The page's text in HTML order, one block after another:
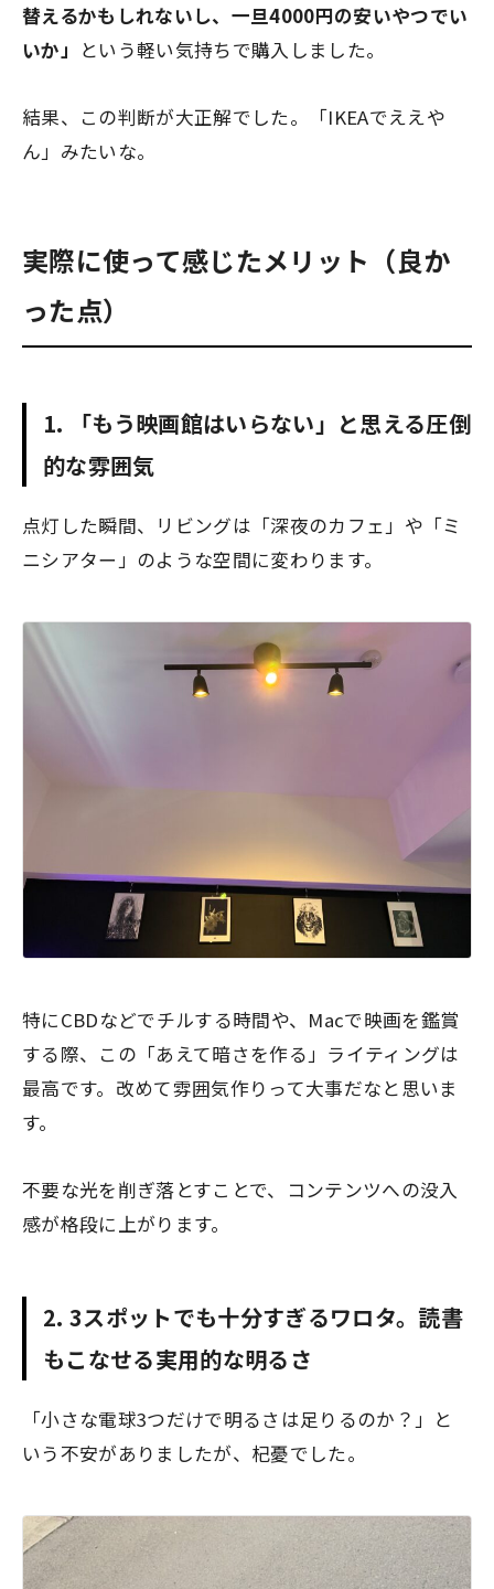
替えるかもしれないし、一旦4000円の安いやつでい
いか」 という軽い気持ちで購入しました。
結果、この判断が大正解でした。「IKEAでええや
ん」みたいな。
実際に使って感じたメリット（良か
った点）
1. 「もう映画館はいらない」と思える圧倒
的な雰囲気
点灯した瞬間、リビングは「深夜のカフェ」や「ミ
ニシアター」のような空間に変わります。
特にCBDなどでチルする時間や、Macで映画を鑑賞
する際、この「あえて暗さを作る」ライティングは
最高です。改めて雰囲気作りって大事だなと思いま
す。
不要な光を削ぎ落とすことで、コンテンツへの没入
感が格段に上がります。
2. 3スポットでも十分すぎるワロタ。読書
もこなせる実用的な明るさ
「小さな電球3つだけで明るさは足りるのか？」と
いう不安がありましたが、杞憂でした。